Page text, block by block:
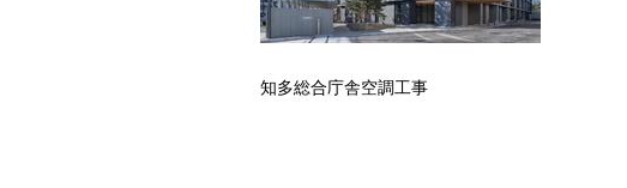
知多総合庁舎空調工事